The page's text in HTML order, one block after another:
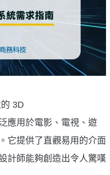
3D
應用於電影、電視、遊
它提供了直觀易用的介面
計師能夠創造出令人驚嘆